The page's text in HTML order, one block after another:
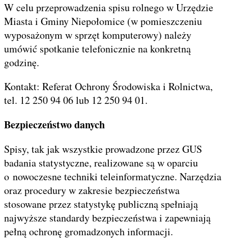
W celu przeprowadzenia spisu rolnego w Urzędzie
Miasta i Gminy Niepołomice (w pomieszczeniu
wyposażonym w sprzęt komputerowy) należy
umówić spotkanie telefonicznie na konkretną
godzinę.
Kontakt: Referat Ochrony Środowiska i Rolnictwa,
tel. 12 250 94 06 lub 12 250 94 01.
Bezpieczeństwo danych
Spisy, tak jak wszystkie prowadzone przez GUS
badania statystyczne, realizowane są w oparciu
o nowoczesne techniki teleinformatyczne. Narzędzia
oraz procedury w zakresie bezpieczeństwa
stosowane przez statystykę publiczną spełniają
najwyższe standardy bezpieczeństwa i zapewniają
pełną ochronę gromadzonych informacji.